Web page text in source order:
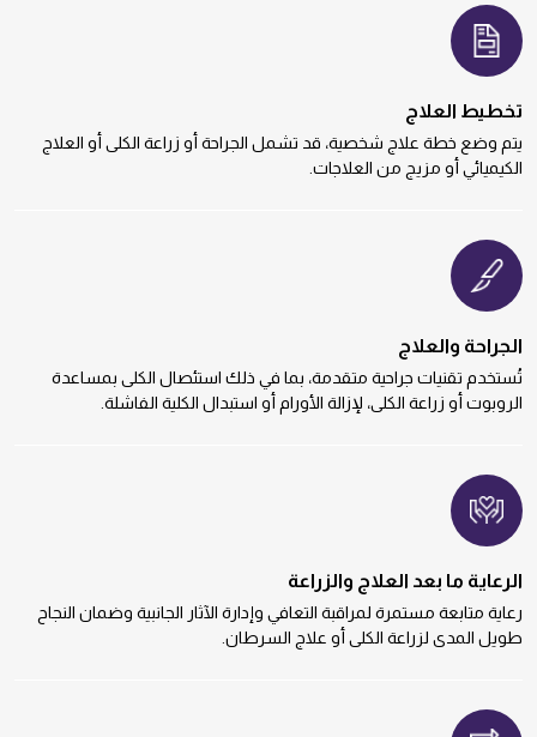
تخطيط العلاج
يتم وضع خطة علاج شخصية، قد تشمل الجراحة أو زراعة الكلى أو العلاج
الكيميائي أو مزيج من العلاجات.
الجراحة والعلاج
تُستخدم تقنيات جراحية متقدمة، بما في ذلك استئصال الكلى بمساعدة
الروبوت أو زراعة الكلى، لإزالة الأورام أو استبدال الكلية الفاشلة.
الرعاية ما بعد العلاج والزراعة
رعاية متابعة مستمرة لمراقبة التعافي وإدارة الآثار الجانبية وضمان النجاح
طويل المدى لزراعة الكلى أو علاج السرطان.